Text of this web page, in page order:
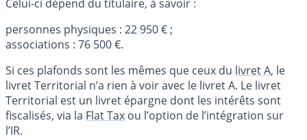
Celui-ci dépend du titulaire, à savoir :
personnes physiques : 22 950 € ;
associations : 76 500 €.
Si ces plafonds sont les mêmes que ceux du livret A, le
livret Territorial n’a rien à voir avec le livret A. Le livret
Territorial est un livret épargne dont les intérêts sont
fiscalisés, via la Flat Tax ou l’option de l’intégration sur
l’IR.